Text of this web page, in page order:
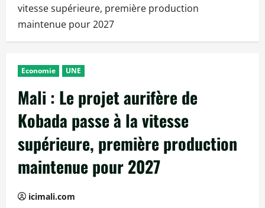
vitesse supérieure, première production
maintenue pour 2027
Economie UNE
Mali : Le projet aurifère de
Kobada passe à la vitesse
supérieure, première production
maintenue pour 2027
icimali.com